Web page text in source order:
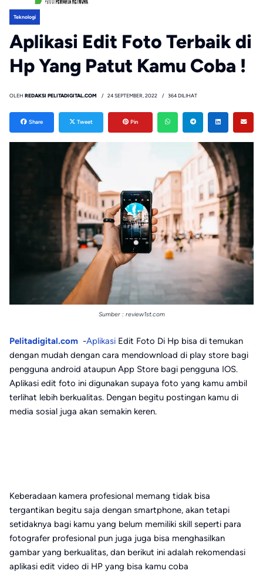
Teknologi
Aplikasi Edit Foto Terbaik di
Hp Yang Patut Kamu Coba !
OLEH REDAKSI PELITADIGITAL.COM 24 SEPTEMBER, 2022 364 DILIHAT
Share Tweet Pin
Sumber : review1st.com
Pelitadigital.com -Aplikasi Edit Foto Di Hp bisa di temukan
dengan mudah dengan cara mendownload di play store bagi
pengguna android ataupun App Store bagi pengguna IOS.
Aplikasi edit foto ini digunakan supaya foto yang kamu ambil
terlihat lebih berkualitas. Dengan begitu postingan kamu di
media sosial juga akan semakin keren.
Keberadaan kamera profesional memang tidak bisa
tergantikan begitu saja dengan smartphone, akan tetapi
setidaknya bagi kamu yang belum memiliki skill seperti para
fotografer profesional pun juga juga bisa menghasilkan
gambar yang berkualitas, dan berikut ini adalah rekomendasi
aplikasi edit video di HP yang bisa kamu coba